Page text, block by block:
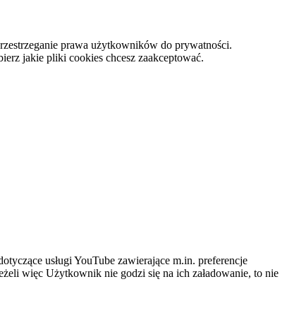
prawa użytkowników do prywatności.
jakie pliki cookies chcesz zaakceptować.
usługi YouTube zawierające m.in. preferencje
więc Użytkownik nie godzi się na ich załadowanie, to nie